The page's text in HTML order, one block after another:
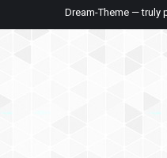
Dream-Theme — truly